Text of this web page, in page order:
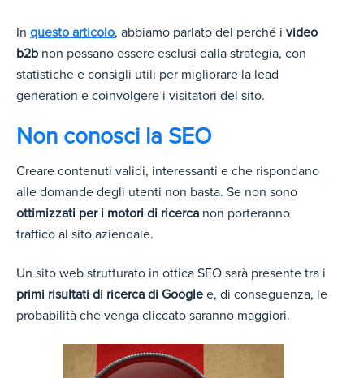
In questo articolo, abbiamo parlato del perché i video
b2b non possano essere esclusi dalla strategia, con
statistiche e consigli utili per migliorare la lead
generation e coinvolgere i visitatori del sito.
Non conosci la SEO
Creare contenuti validi, interessanti e che rispondano
alle domande degli utenti non basta. Se non sono
ottimizzati per i motori di ricerca non porteranno
traffico al sito aziendale.
Un sito web strutturato in ottica SEO sarà presente tra i
primi risultati di ricerca di Google e, di conseguenza, le
probabilità che venga cliccato saranno maggiori.